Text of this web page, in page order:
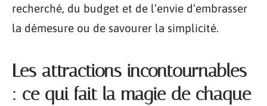
recherché, du budget et de l’envie d’embrasser
la démesure ou de savourer la simplicité.
Les attractions incontournables
: ce qui fait la magie de chaque